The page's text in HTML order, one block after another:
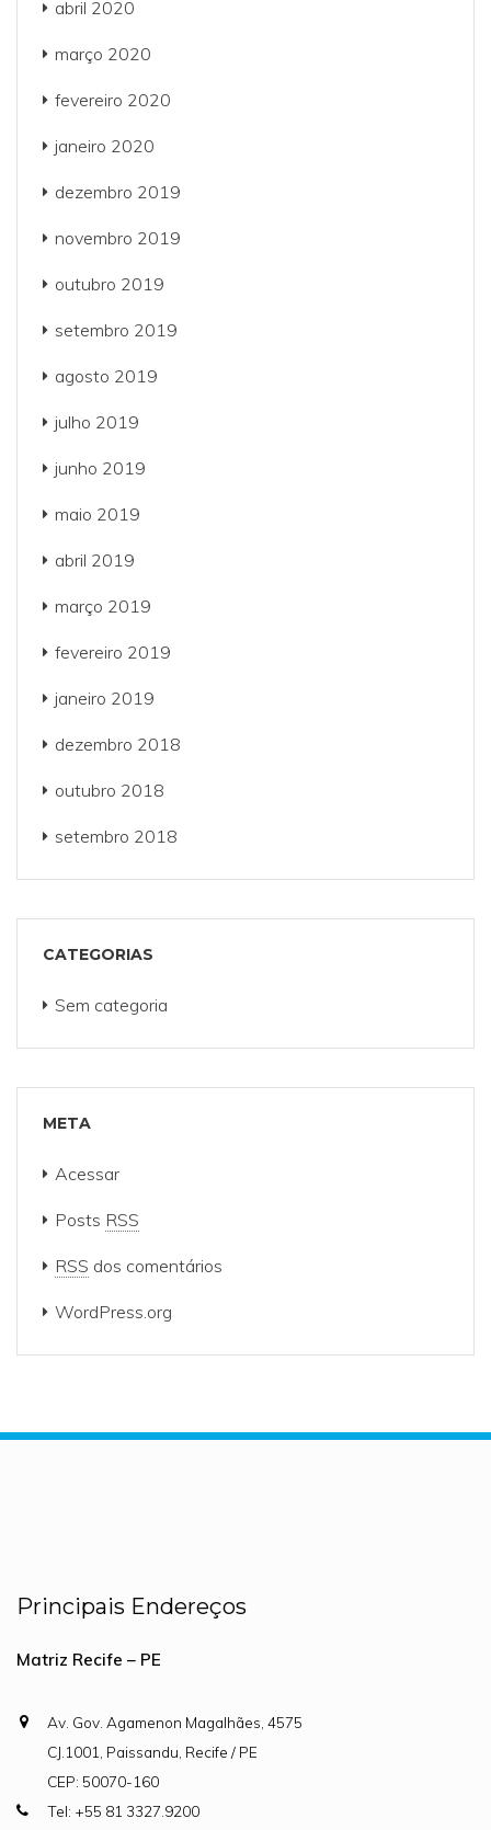
abril 2020
março 2020
fevereiro 2020
janeiro 2020
dezembro 2019
novembro 2019
outubro 2019
setembro 2019
agosto 2019
julho 2019
junho 2019
maio 2019
abril 2019
março 2019
fevereiro 2019
janeiro 2019
dezembro 2018
outubro 2018
setembro 2018
CATEGORIAS
Sem categoria
META
Acessar
Posts RSS
RSS dos comentários
WordPress.org
Principais Endereços
Matriz Recife – PE
Av. Gov. Agamenon Magalhães, 4575
CJ.1001, Paissandu, Recife / PE
CEP: 50070-160
Tel: +55 81 3327.9200